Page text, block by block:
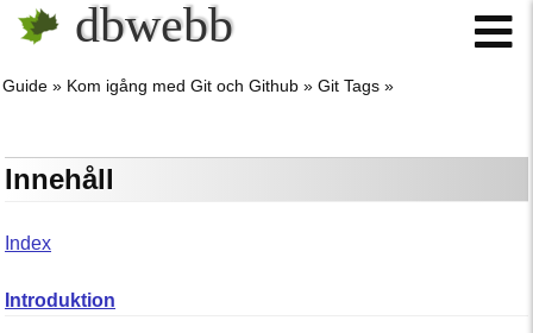
dbwebb
Guide Kom igång med Git och Github Git Tags
Innehåll
Index
Introduktion